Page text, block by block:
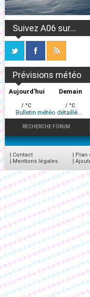
Suivez A06 sur...
Prévisions météo
Aujourd'hui
/ °C
Demain
/ °C
Bulletin météo détaillé...
RECHERCHE FORUM
| Contact
| Mentions légales
| Plan
|